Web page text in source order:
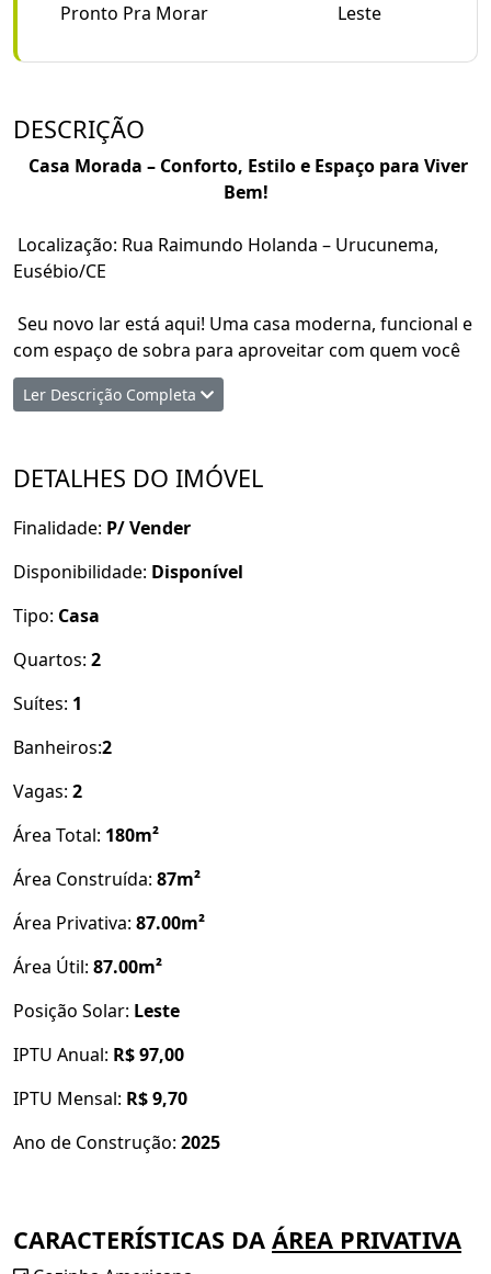
Pronto Pra Morar Leste
DESCRIÇÃO
Casa Morada – Conforto, Estilo e Espaço para Viver
Bem!
Localização: Rua Raimundo Holanda – Urucunema,
Eusébio/CE
Seu novo lar está aqui! Uma casa moderna, funcional e
com espaço de sobra para aproveitar com quem você
ama.
2 quartos grandes, sendo 1 suíte master
Sala e cozinha com ambiente integrado – mais
praticidade e conforto
Fachada moderna e elegante que valoriza ainda mais o
Amplo quintal com churrasqueira – perfeito para quem
deseja construir uma piscina no futuro
receber os amigos com estilo!
Ler Descrição Completa
DETALHES DO IMÓVEL
Finalidade: P/ Vender
Disponibilidade: Disponível
Tipo: Casa
Quartos: 2
Suítes: 1
Banheiros:2
Vagas: 2
Área Total: 180m²
Área Construída: 87m²
Área Privativa: 87.00m²
Área Útil: 87.00m²
Posição Solar: Leste
IPTU Anual: R$ 97,00
IPTU Mensal: R$ 9,70
Ano de Construção: 2025
CARACTERÍSTICAS DA ÁREA PRIVATIVA